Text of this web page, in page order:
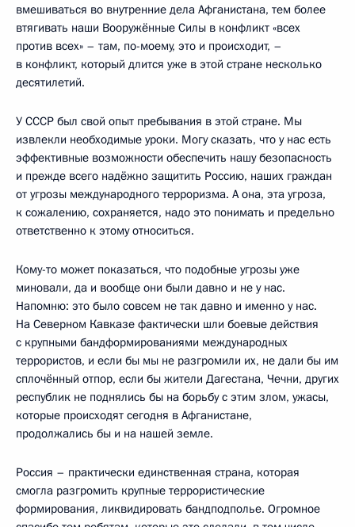
вмешиваться во внутренние дела Афганистана, тем более
втягивать наши Вооружённые Силы в конфликт «всех
против всех» – там, по-моему, это и происходит, –
в конфликт, который длится уже в этой стране несколько
десятилетий.
У СССР был свой опыт пребывания в этой стране. Мы
извлекли необходимые уроки. Могу сказать, что у нас есть
эффективные возможности обеспечить нашу безопасность
и прежде всего надёжно защитить Россию, наших граждан
от угрозы международного терроризма. А она, эта угроза,
к сожалению, сохраняется, надо это понимать и предельно
ответственно к этому относиться.
Кому-то может показаться, что подобные угрозы уже
миновали, да и вообще они были давно и не у нас.
Напомню: это было совсем не так давно и именно у нас.
На Северном Кавказе фактически шли боевые действия
с крупными бандформированиями международных
террористов, и если бы мы не разгромили их, не дали бы им
сплочённый отпор, если бы жители Дагестана, Чечни, других
республик не поднялись бы на борьбу с этим злом, ужасы,
которые происходят сегодня в Афганистане,
продолжались бы и на нашей земле.
Россия – практически единственная страна, которая
смогла разгромить крупные террористические
формирования, ликвидировать бандподполье. Огромное